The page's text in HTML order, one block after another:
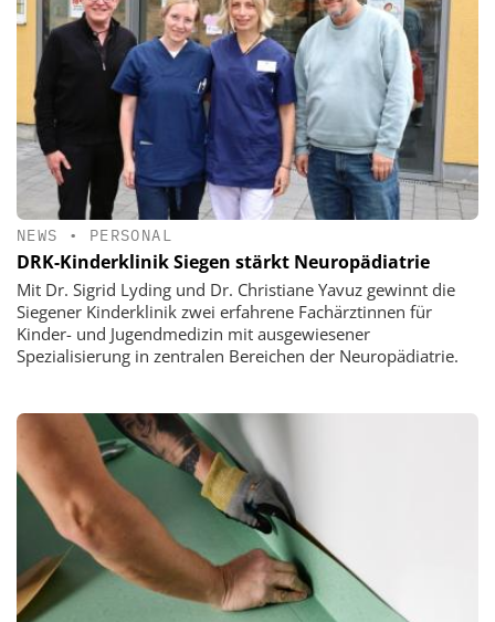
NEWS • PERSONAL
DRK-Kinderklinik Siegen stärkt Neuropädiatrie
Mit Dr. Sigrid Lyding und Dr. Christiane Yavuz gewinnt die
Siegener Kinderklinik zwei erfahrene Fachärztinnen für
Kinder- und Jugendmedizin mit ausgewiesener
Spezialisierung in zentralen Bereichen der Neuropädiatrie.